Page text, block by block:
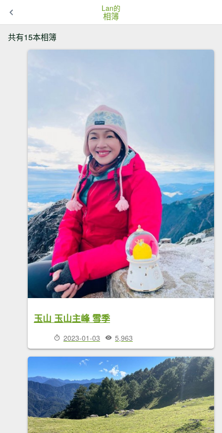
Lan的
相簿
共有15本相簿
玉山 玉山主峰 雪季
2023-01-03 5,963